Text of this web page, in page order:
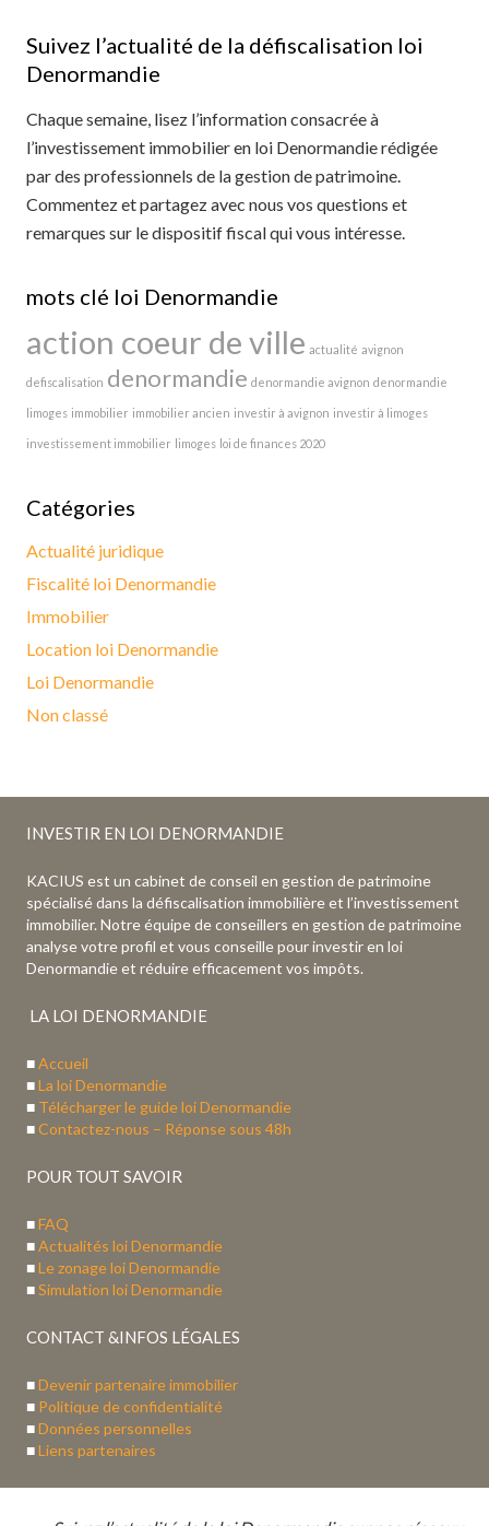
Suivez l’actualité de la défiscalisation loi
Denormandie
Chaque semaine, lisez l’information consacrée à
l’investissement immobilier en loi Denormandie rédigée
par des professionnels de la gestion de patrimoine.
Commentez et partagez avec nous vos questions et
remarques sur le dispositif fiscal qui vous intéresse.
mots clé loi Denormandie
action coeur de ville actualité avignon
defiscalisation denormandie denormandie avignon denormandie
limoges immobilier immobilier ancien investir à avignon investir à limoges
investissement immobilier limoges loi de finances 2020
Catégories
Actualité juridique
Fiscalité loi Denormandie
Immobilier
Location loi Denormandie
Loi Denormandie
Non classé
INVESTIR EN LOI DENORMANDIE
KACIUS est un cabinet de conseil en gestion de patrimoine
spécialisé dans la défiscalisation immobilière et l’investissement
immobilier. Notre équipe de conseillers en gestion de patrimoine
analyse votre profil et vous conseille pour investir en loi
Denormandie et réduire efficacement vos impôts.
LA LOI DENORMANDIE
■Accueil
■La loi Denormandie
■ Télécharger le guide loi Denormandie
■Contactez-nous – Réponse sous 48h
POUR TOUT SAVOIR
■FAQ
■Actualités loi Denormandie
■Le zonage loi Denormandie
■Simulation loi Denormandie
CONTACT &INFOS LÉGALES
■Devenir partenaire immobilier
■ Politique de confidentialité
■Données personnelles
■Liens partenaires